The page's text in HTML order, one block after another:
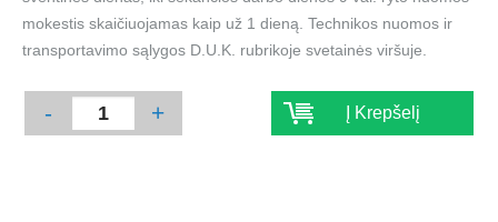
mokestis skaičiuojamas kaip už 1 dieną. Technikos nuomos ir
transportavimo sąlygos D.U.K. rubrikoje svetainės viršuje.
- + Į Krepšelį